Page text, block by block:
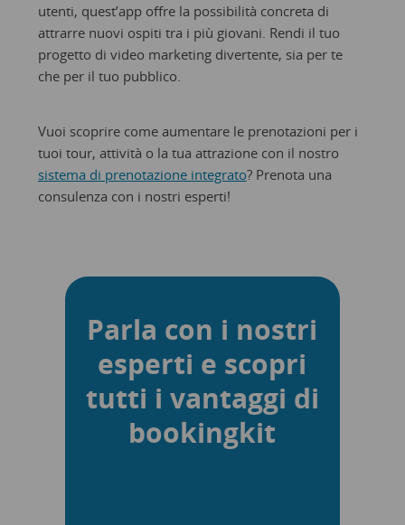
utenti, quest’app offre la possibilità concreta di
attrarre nuovi ospiti tra i più giovani. Rendi il tuo
progetto di video marketing divertente, sia per te
che per il tuo pubblico.
Vuoi scoprire come aumentare le prenotazioni per i
tuoi tour, attività o la tua attrazione con il nostro
sistema di prenotazione integrato? Prenota una
consulenza con i nostri esperti!
Parla con i nostri
esperti e scopri
tutti i vantaggi di
bookingkit